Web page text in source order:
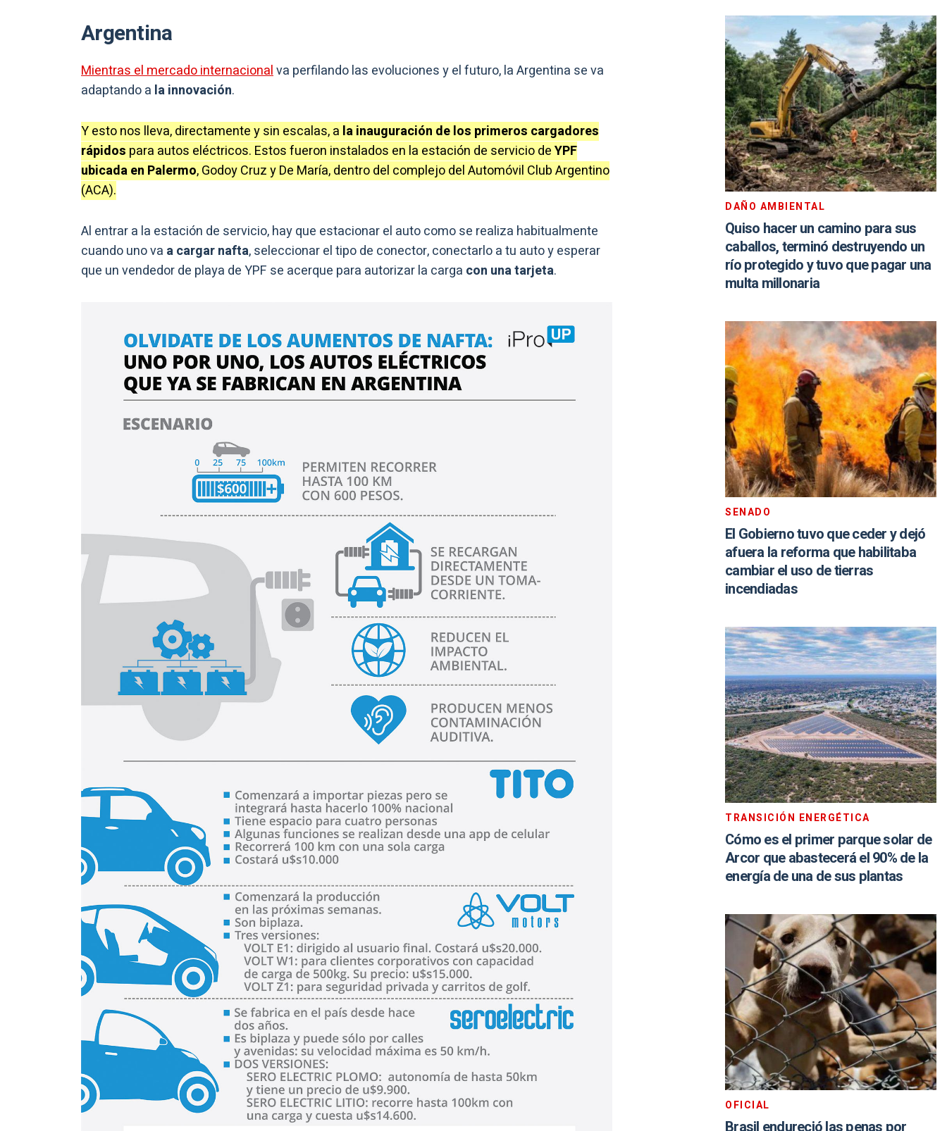
Argentina
Mientras el mercado internacionalva perfilando las evoluciones y el futuro, la Argentina se va
adaptando a la innovación.
Y esto nos lleva, directamente y sin escalas, a la inauguración de los primeros cargadores
rápidos para autos eléctricos. Estos fueron instalados en la estación de servicio deYPF
ubicada en Palermo, Godoy Cruz y De María, dentro del complejo del Automóvil Club Argentino
(ACA).
Al entrar a la estación de servicio, hay que estacionar el auto como se realiza habitualmente
cuando uno va a cargar nafta, seleccionar el tipo de conector, conectarlo a tu auto y esperar
que un vendedor de playa de YPF se acerque para autorizar la carga con una tarjeta.
DAÑO AMBIENTAL
Quiso hacer un camino para sus
caballos, terminó destruyendo un
río protegido y tuvo que pagar una
multa millonaria
SENADO
El Gobierno tuvo que ceder y dejó
afuera la reforma que habilitaba
cambiar el uso de tierras
incendiadas
TRANSICIÓN ENERGÉTICA
Cómo es el primer parque solar de
Arcor que abastecerá el 90% de la
energía de una de sus plantas
OFICIAL